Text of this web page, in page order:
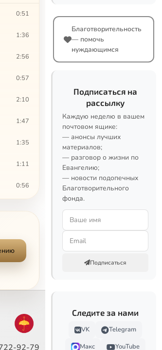
0:51
1:36
2:56
0:57
2:10
1:47
1:35
1:11
0:56
0:46
0:31
1:34
92-79
Благотворительность
— помочь
нуждающимся
Подписаться на
рассылку
Каждую неделю в вашем
почтовом ящике:
— анонсы лучших
материалов;
— разговор о жизни по
Евангелию;
— новости подопечных
Благотворительного
фонда.
Подписаться
Следите за нами
VK
Telegram
Макс
YouTube